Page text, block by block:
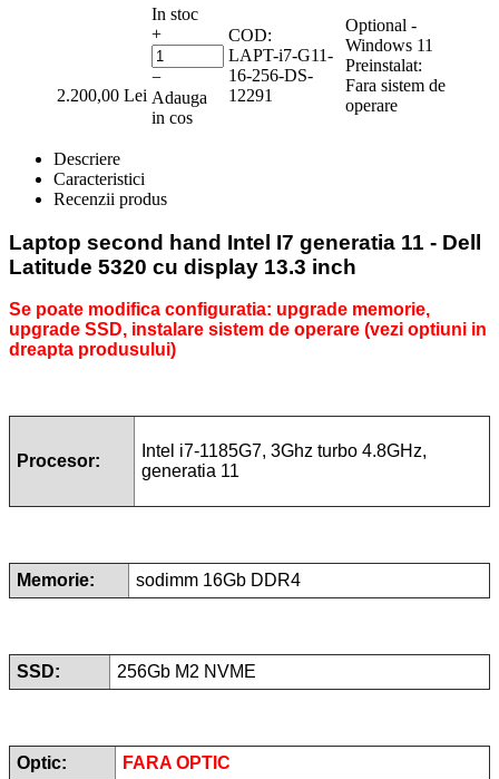
2.200,00 Lei
In stoc
+
−
Adauga
in cos
COD:
LAPT-i7-G11-
16-256-DS-
12291
Optional -
Windows 11
Preinstalat:
Fara sistem de
operare
Descriere
Caracteristici
Recenzii produs
Laptop second hand Intel I7 generatia 11 - Dell
Latitude 5320 cu display 13.3 inch
Se poate modifica configuratia: upgrade memorie,
upgrade SSD, instalare sistem de operare (vezi optiuni in
dreapta produsului)
Procesor:
Intel i7-1185G7, 3Ghz turbo 4.8GHz,
generatia 11
Memorie: sodimm 16Gb DDR4
SSD: 256Gb M2 NVME
Optic: FARA OPTIC